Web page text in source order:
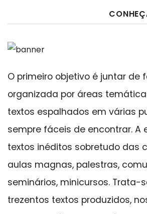
O primeiro objetivo é juntar de
organizada por áreas
textos espalhados em várias
sempre fáceis de encontrar. A
textos inéditos sobretudo das
aulas magnas, palestras,
seminários, minicursos. Trata-
trezentos textos produzidos,